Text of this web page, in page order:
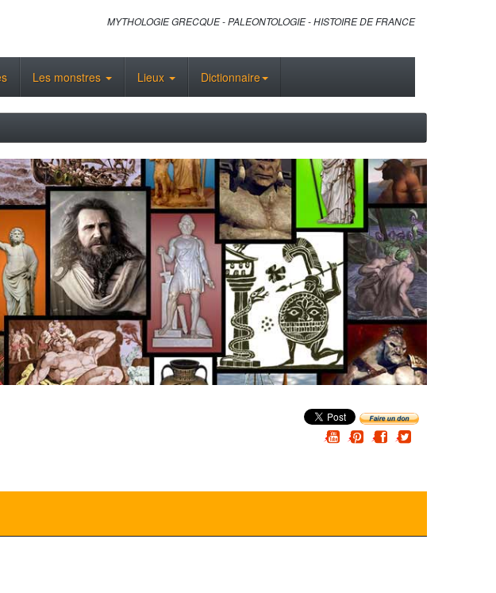
MYTHOLOGIE GRECQUE - PALEONTOLOGIE - HISTOIRE DE FRANCE
Les monstres Lieux Dictionnaire